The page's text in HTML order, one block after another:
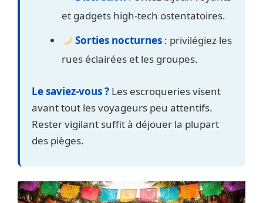
et gadgets high-tech ostentatoires.
Sorties nocturnes : privilégiez les
rues éclairées et les groupes.
Le saviez-vous ? Les escroqueries visent
avant tout les voyageurs peu attentifs.
Rester vigilant suffit à déjouer la plupart
des pièges.